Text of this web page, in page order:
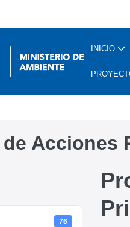
INICIO
Acciones
76